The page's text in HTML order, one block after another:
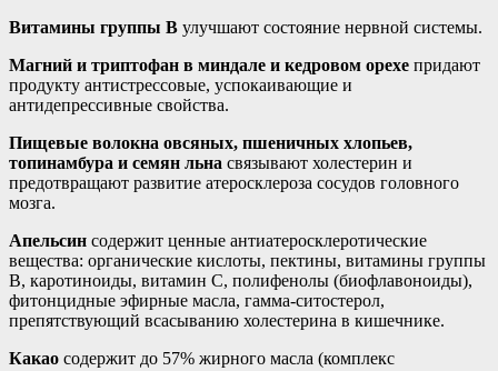
Витамины группы В улучшают состояние нервной системы.
Магний и триптофан в миндале и кедровом орехе придают
продукту антистрессовые, успокаивающие и
антидепрессивные свойства.
Пищевые волокна овсяных, пшеничных хлопьев,
топинамбура и семян льна связывают холестерин и
предотвращают развитие атеросклероза сосудов головного
мозга.
Апельсин содержит ценные антиатеросклеротические
вещества: органические кислоты, пектины, витамины группы
В, каротиноиды, витамин С, полифенолы (биофлавоноиды),
фитонцидные эфирные масла, гамма-ситостерол,
препятствующий всасыванию холестерина в кишечнике.
Какао содержит до 57% жирного масла (комплекс